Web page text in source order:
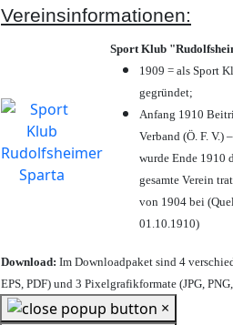
Vereinsinformationen:
Sport Klub
1909 = als Sport
gegründet;
Anfang 1910
Verband (Ö. F. V.)
wurde Ende 1910
gesamte Verein
von 1904 bei
01.10.1910)
Download: Im Downloadpaket sind 4
EPS, PDF) und 3 Pixelgrafikformate (JPG,
×